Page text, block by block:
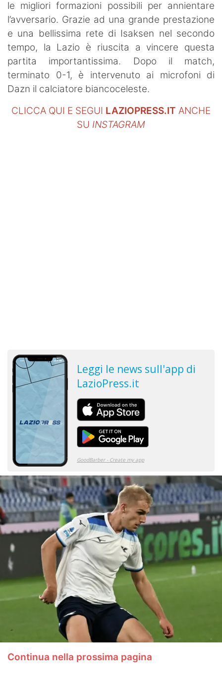
le migliori formazioni possibili per annientare
l’avversario. Grazie ad una grande prestazione
e una bellissima rete di Isaksen nel secondo
tempo, la Lazio è riuscita a vincere questa
partita importantissima. Dopo il match,
terminato 0-1, è intervenuto ai microfoni di
Dazn il calciatore biancoceleste.
CLICCA QUI E SEGUI LAZIOPRESS.IT ANCHE
SU INSTAGRAM
Continua nella prossima pagina